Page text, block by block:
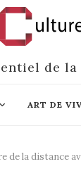
de
ART DE
de la distance